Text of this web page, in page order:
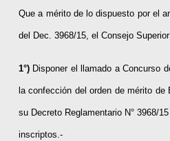
Que a mérito de lo dispuesto por el
del Dec. 3968/15, el Consejo
1°) Disponer el llamado a Concurso
la confección del orden de mérito
su Decreto Reglamentario N° 3968/
inscriptos.-